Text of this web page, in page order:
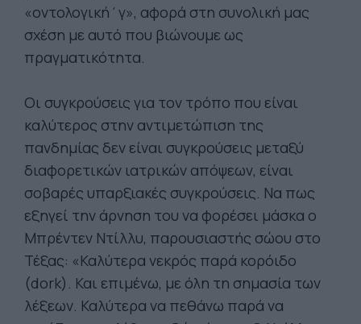
«οντολογική΄γ», αφορά στη συνολική μας
σχέση με αυτό που βιώνουμε ως
πραγματικότητα.
Οι συγκρούσεις για τον τρόπο που είναι
καλύτερος στην αντιμετώπιση της
πανδημίας δεν είναι συγκρούσεις μεταξύ
διαφορετικών ιατρικών απόψεων, είναι
σοβαρές υπαρξιακές συγκρούσεις. Να πως
εξηγεί την άρνηση του να φορέσει μάσκα ο
Μπρέντεν Ντίλλυ, παρουσιαστής σώου στο
Τέξας: «Καλύτερα νεκρός παρά κορόιδο
(dork). Και επιμένω, με όλη τη σημασία των
λέξεων. Καλύτερα να πεθάνω παρά να